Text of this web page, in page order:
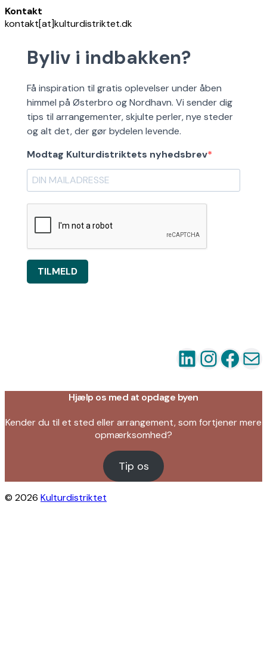
Kontakt
kontakt[at]kulturdistriktet.dk
Byliv i indbakken?
Få inspiration til gratis oplevelser under åben
himmel på Østerbro og Nordhavn. Vi sender dig
tips til arrangementer, skjulte perler, nye steder
og alt det, der gør bydelen levende.
Modtag Kulturdistriktets nyhedsbrev
TILMELD
LinkedIn
Hjælp os med at opdage byen
Kender du til et sted eller arrangement, som fortjener mere
opmærksomhed?
Tip os
© 2026 Kulturdistriktet